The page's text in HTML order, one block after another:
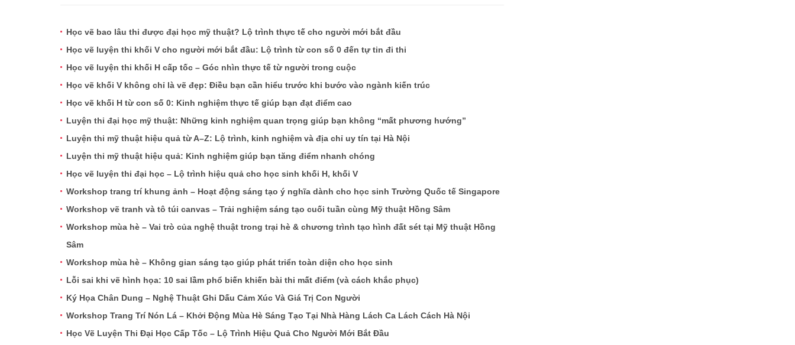
Học vẽ bao lâu thi được đại học mỹ thuật? Lộ trình thực tế cho người mới bắt đầu
Học vẽ luyện thi khối V cho người mới bắt đầu: Lộ trình từ con số 0 đến tự tin đi thi
Học vẽ luyện thi khối H cấp tốc – Góc nhìn thực tế từ người trong cuộc
Học vẽ khối V không chỉ là vẽ đẹp: Điều bạn cần hiểu trước khi bước vào ngành kiến trúc
Học vẽ khối H từ con số 0: Kinh nghiệm thực tế giúp bạn đạt điểm cao
Luyện thi đại học mỹ thuật: Những kinh nghiệm quan trọng giúp bạn không “mất phương hướng”
Luyện thi mỹ thuật hiệu quả từ A–Z: Lộ trình, kinh nghiệm và địa chỉ uy tín tại Hà Nội
Luyện thi mỹ thuật hiệu quả: Kinh nghiệm giúp bạn tăng điểm nhanh chóng
Học vẽ luyện thi đại học – Lộ trình hiệu quả cho học sinh khối H, khối V
Workshop trang trí khung ảnh – Hoạt động sáng tạo ý nghĩa dành cho học sinh Trường Quốc tế Singapore
Workshop vẽ tranh và tô túi canvas – Trải nghiệm sáng tạo cuối tuần cùng Mỹ thuật Hồng Sâm
Workshop mùa hè – Vai trò của nghệ thuật trong trại hè & chương trình tạo hình đất sét tại Mỹ thuật Hồng
Sâm
Workshop mùa hè – Không gian sáng tạo giúp phát triển toàn diện cho học sinh
Lỗi sai khi vẽ hình họa: 10 sai lầm phổ biến khiến bài thi mất điểm (và cách khắc phục)
Ký Họa Chân Dung – Nghệ Thuật Ghi Dấu Cảm Xúc Và Giá Trị Con Người
Workshop Trang Trí Nón Lá – Khởi Động Mùa Hè Sáng Tạo Tại Nhà Hàng Lách Ca Lách Cách Hà Nội
Học Vẽ Luyện Thi Đại Học Cấp Tốc – Lộ Trình Hiệu Quả Cho Người Mới Bắt Đầu